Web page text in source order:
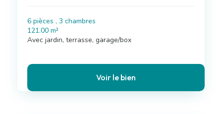
6 pièces , 3 chambres
121.00 m²
Avec jardin, terrasse, garage/box
Voir le bien